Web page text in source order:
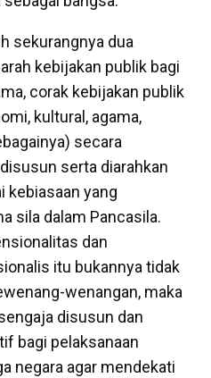
sekurangnya dua
kebijakan publik bagi
corak kebijakan publik
kultural, agama,
secara
serta diarahkan
kebiasaan yang
sila dalam Pancasila.
dan
itu bukannya tidak
wenangan, maka
disusun dan
bagi pelaksanaan
negara agar mendekati